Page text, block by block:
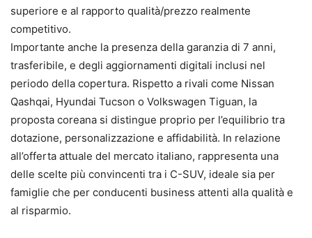
superiore e al rapporto qualità/prezzo realmente
competitivo.
Importante anche la presenza della garanzia di 7 anni,
trasferibile, e degli aggiornamenti digitali inclusi nel
periodo della copertura. Rispetto a rivali come Nissan
Qashqai, Hyundai Tucson o Volkswagen Tiguan, la
proposta coreana si distingue proprio per l’equilibrio tra
dotazione, personalizzazione e affidabilità. In relazione
all’offerta attuale del mercato italiano, rappresenta una
delle scelte più convincenti tra i C-SUV, ideale sia per
famiglie che per conducenti business attenti alla qualità e
al risparmio.